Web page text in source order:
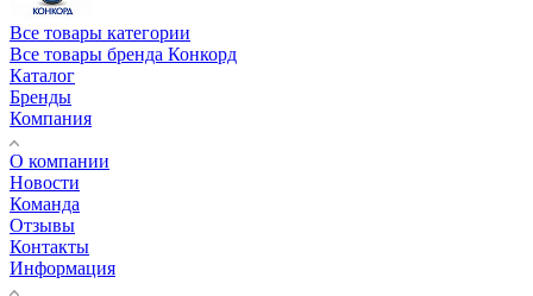
Все товары категории
Все товары бренда Конкорд
Каталог
Бренды
Компания
О компании
Новости
Команда
Отзывы
Контакты
Информация